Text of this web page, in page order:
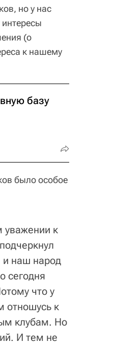
но у нас
(о
к нашему
базу
было особое
уважении к
и наш народ
сегодня
что у
отношусь к
клубам. Но
И тем не